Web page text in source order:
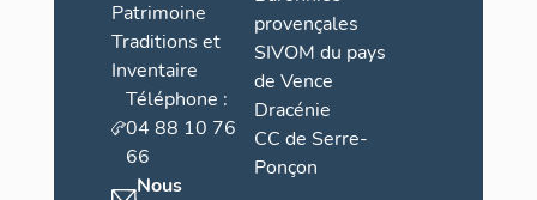
Patrimoine
Traditions et
Inventaire
Téléphone :
04 88 10 76
66
Nous
provençales
SIVOM du pays
de Vence
Dracénie
CC de Serre-
Ponçon